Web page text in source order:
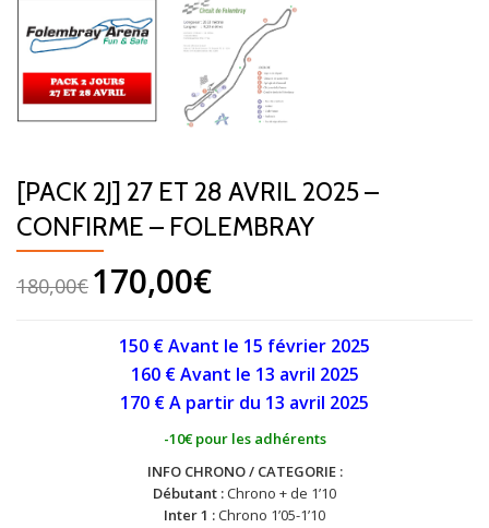
[PACK 2J] 27 ET 28 AVRIL 2025 –
CONFIRME – FOLEMBRAY
180,00€ 170,00€
150 € Avant le 15 février 2025
160 € Avant le 13 avril 2025
170 € A partir du 13 avril 2025
-10€ pour les adhérents
INFO CHRONO / CATEGORIE :
Débutant :Chrono + de 1’10
Inter 1 :Chrono 1’05-1’10